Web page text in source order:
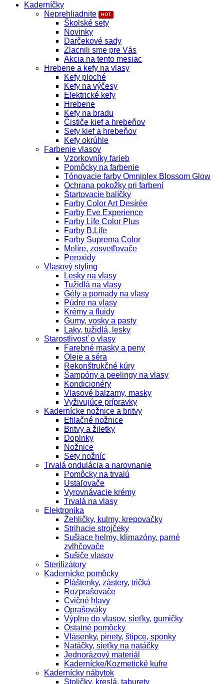
Kaderníčky
Neprehliadnite
Školské sety
Novinky
Darčekové sady
Zlacnili sme pre Vás
Akcia na tento mesiac
Hrebene a kefy na vlasy
Kefy ploché
Kefy na výčesy
Elektrické kefy
Hrebene
Kefy na bradu
Čističe kief a hrebeňov
Sety kief a hrebeňov
Kefy okrúhle
Farbenie vlasov
Vzorkovníky farieb
Pomôcky na farbenie
Tónovacie farby Omniplex Blossom Glow
Ochrana pokožky pri farbení
Štartovacie balíčky
Farby Color Art Desírée
Farby Eve Experience
Farby Life Color Plus
Farby B.Life
Farby Suprema Color
Melíre, zosvetľovače
Peroxidy
Vlasový styling
Lesky na vlasy
Tužidlá na vlasy
Gély a pomady na vlasy
Púdre na vlasy
Krémy a fluidy
Gumy, vosky a pasty
Laky, tužidlá, lesky
Starostlivosť o vlasy
Farebné masky a peny
Oleje a séra
Rekonštrukčné kúry
Šampóny a peelingy na vlasy
Kondicionéry
Vlasové balzamy, masky
Vyživujúce prípravky
Kadernícke nožnice a britvy
Efilačné nožnice
Britvy a žiletky
Doplnky
Nožnice
Sety nožníc
Trvalá ondulácia a narovnanie
Pomôcky na trvalú
Ustaľovače
Vyrovnávacie krémy
Trvalá na vlasy
Elektronika
Žehličky, kulmy, krepovačky
Strihacie strojčeky
Sušiace helmy, klimazóny, parné
zvlhčovače
Sušiče vlasov
Sterilizátory
Kadernícke pomôcky
Pláštenky, zástery, tričká
Rozprašovače
Cvičné hlavy
Oprašováky
Výplne do vlasov, sieťky, gumičky
Ostatné pomôcky
Vlásenky, pinety, štipce, sponky
Natáčky, sieťky na natáčky
Jednorázový materiál
Kadernícke/Kozmetické kufre
Kadernícky nábytok
Stoličky, kreslá, taburety